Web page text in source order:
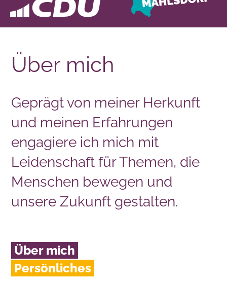
Über mich
Geprägt von meiner Herkunft
und meinen Erfahrungen
engagiere ich mich mit
Leidenschaft für Themen, die
Menschen bewegen und
unsere Zukunft gestalten.
Über mich
Persönliches